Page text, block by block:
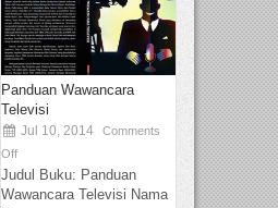
Panduan Wawancara
Televisi
Jul 10, 2014
Comments
Off
Judul Buku: Panduan
Wawancara Televisi Nama